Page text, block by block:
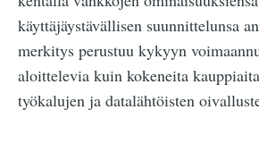
käyttäjäystävällisen suunnittelunsa
merkitys perustuu kykyyn
aloittelevia kuin kokeneita
työkalujen ja datalähtöisten